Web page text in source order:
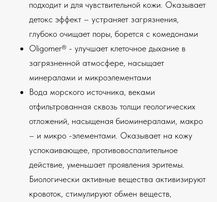
подходит и для чувствительной кожи. Оказывает
детокс эффект – устраняет загрязнения,
глубоко очищает поры, борется с комедонами
Oligomer® - улучшает клеточное дыхание в
загрязненной атмосфере, насыщает
минералами и микроэлементами
Вода морского источника, веками
отфильтрованная сквозь толщи геологических
отложений, насыщеная биоминералами, макро
– и микро -элементами. Оказывает на кожу
успокаивающее, противовоспалительное
действие, уменьшает проявления эритемы.
Биологически активные вещества активизируют
кровоток, стимулируют обмен веществ,